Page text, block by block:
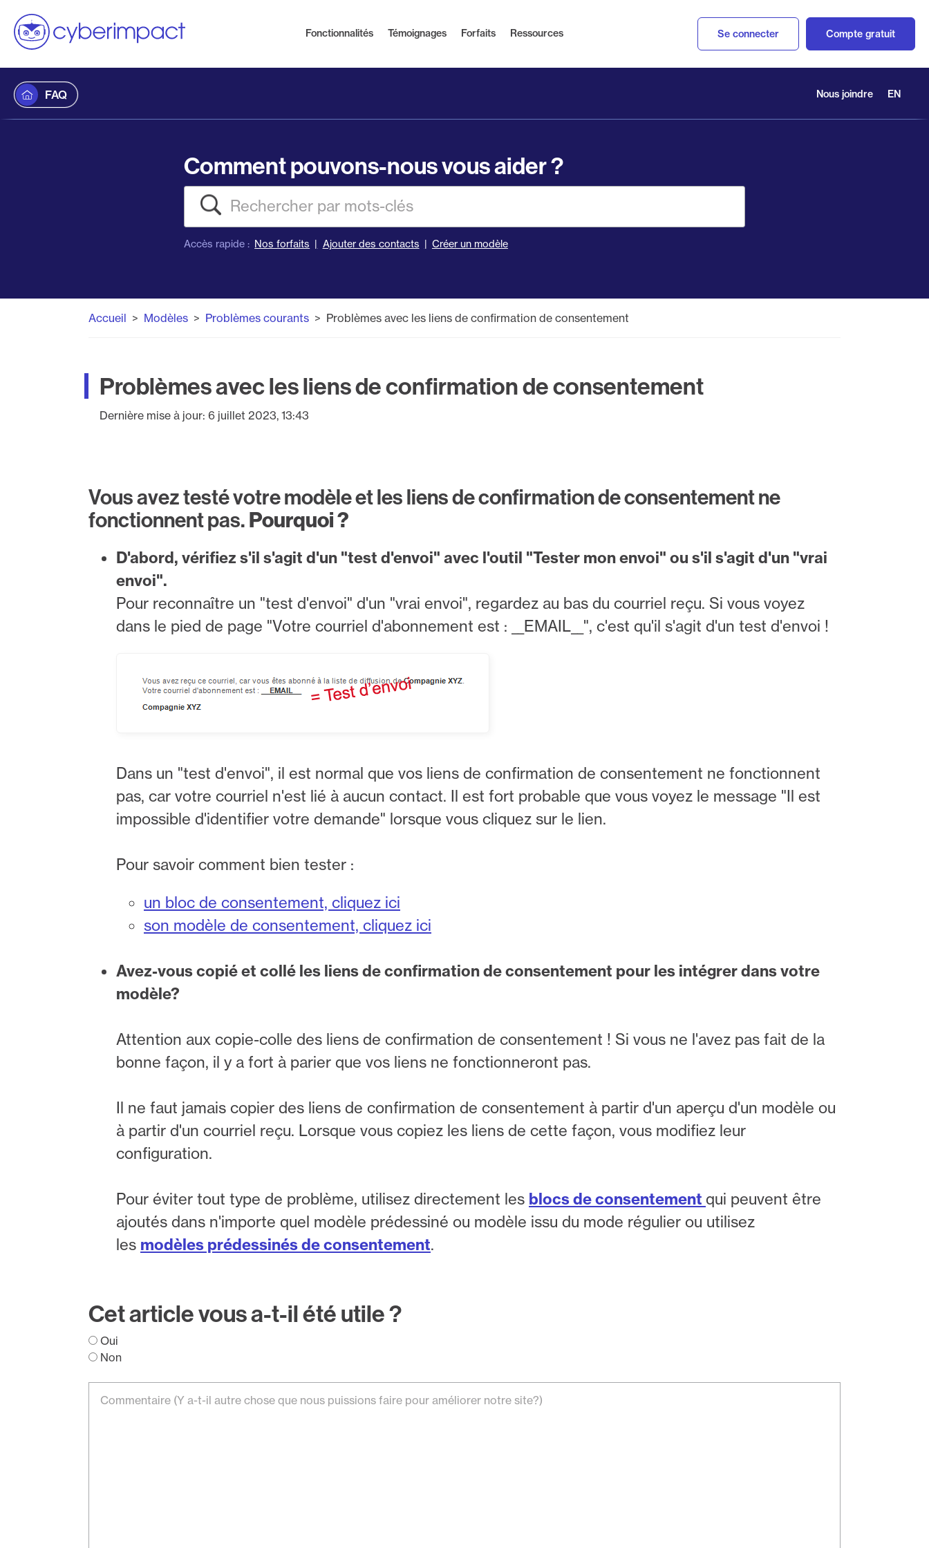
Fonctionnalités Témoignages Forfaits Ressources Se connecter Compte gratuit
FAQ Nous joindre EN
Comment pouvons-nous vous aider ?
Rechercher
Accès rapide : Nos forfaits Ajouter des contacts Créer un modèle
Accueil Modèles Problèmes courants Problèmes avec les liens de confirmation de consentement
Problèmes avec les liens de confirmation de consentement
Dernière mise à jour: 6 juillet 2023, 13:43
Vous avez testé votre modèle et les liens de confirmation de consentement ne
fonctionnent pas.Pourquoi ?
D'abord, vérifiez s'il s'agit d'un "test d'envoi" avec l'outil "Tester mon envoi" ou s'il s'agit d'un "vrai
envoi".
Pour reconnaître un "test d'envoi" d'un "vrai envoi", regardez au bas du courriel reçu. Si vous voyez
dans le pied de page "Votre courriel d'abonnement est : __EMAIL__", c'est qu'il s'agit d'un test d'envoi !
Dans un "test d'envoi", il est normal que vos liens de confirmation de consentement ne fonctionnent
pas, car votre courriel n'est lié à aucun contact. Il est fort probable que vous voyez le message "Il est
impossible d'identifier votre demande" lorsque vous cliquez sur le lien.
Pour savoir comment bien tester :
un bloc de consentement, cliquez ici
son modèle de consentement, cliquez ici
Avez-vous copié et collé les liens de confirmation de consentement pour les intégrer dans votre
modèle?
Attention aux copie-colle des liens de confirmation de consentement ! Si vous ne l'avez pas fait de la
bonne façon, il y a fort à parier que vos liens ne fonctionneront pas.
Il ne faut jamais copier des liens de confirmation de consentement à partir d'un aperçu d'un modèle ou
à partir d'un courriel reçu. Lorsque vous copiez les liens de cette façon, vous modifiez leur
configuration.
Pour éviter tout type de problème, utilisez directement les blocs de consentement qui peuvent être
ajoutés dans n'importe quel modèle prédessiné ou modèle issu du mode régulier ou utilisez
les modèles prédessinés de consentement.
Cet article vous a-t-il été utile ?
Oui
Non